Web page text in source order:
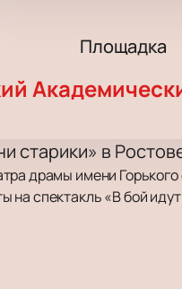
Площадка
старики» в
драмы имени
спектакль «В бой